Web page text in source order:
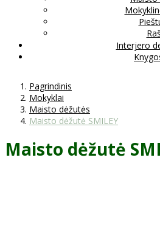
Interjero
Pagrindinis
Mokyklai
Maisto dėžutės
Maisto dėžutė SMILEY
Maisto dėžutė